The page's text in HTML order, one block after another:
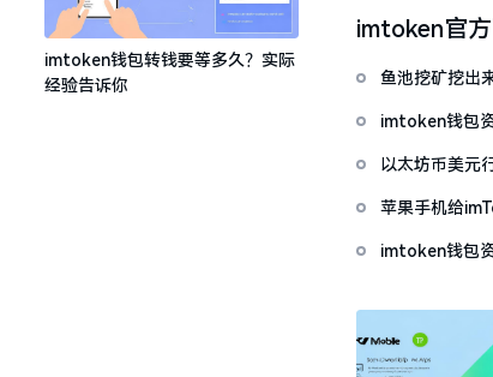
imtoken钱包转钱要等多久？实际
经验告诉你
imtoken官
鱼池挖矿挖出
imtoken钱包
以太坊币美元
苹果手机给
imtoken钱包